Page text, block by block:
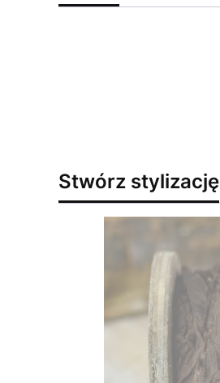
Stwórz stylizację